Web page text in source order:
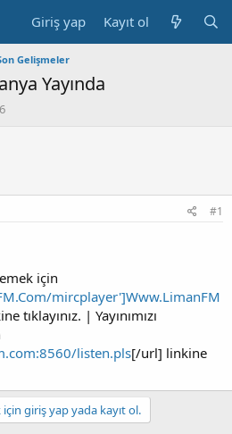
Giriş yap Kayıt ol
Gelişmeler
Yayında
#1
için
mircplayer']Www.LimanFM
tıklayınız. | Yayınımızı
listen.pls[/url] linkine
giriş yap yada kayıt ol.